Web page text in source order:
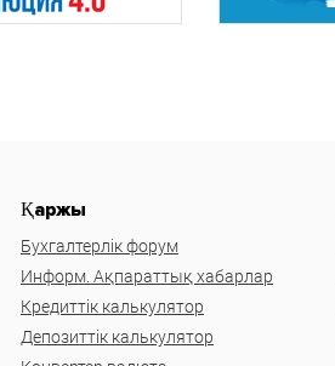
Қаржы
Бухгалтерлік форум
Информ. Ақпараттық хабарлар
Кредиттік калькулятор
Депозиттік калькулятор